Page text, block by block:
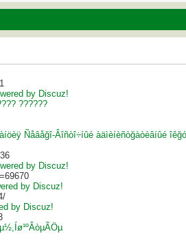
by Discuz!
??????
Ñåâåğî-Âîñòî÷íûé àäìèíèñòğàòèâíûé
by Discuz!
by Discuz!
by Discuz!